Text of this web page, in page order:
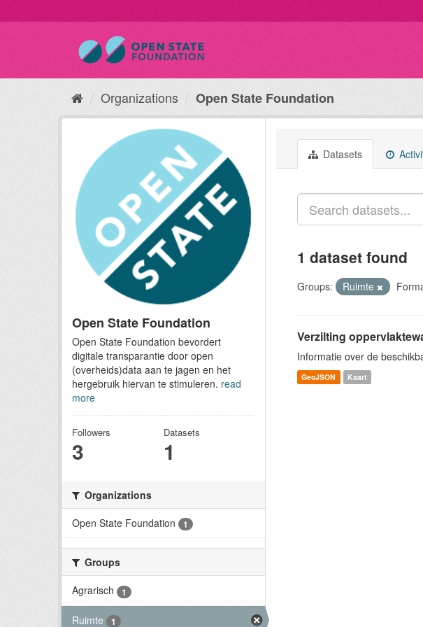
Organizations Open State Foundation
Open State Foundation
Open State Foundation bevordert
digitale transparantie door open
(overheids)data aan te jagen en het
hergebruik hiervan te stimuleren. read
more
Followers
3
Datasets
1
Organizations
Open State Foundation
1
Groups
Agrarisch
1
Ruimte 1
Datasets
1 dataset found
Groups: Ruimte
Verzilting
Informatie over de
GeoJSON Kaart